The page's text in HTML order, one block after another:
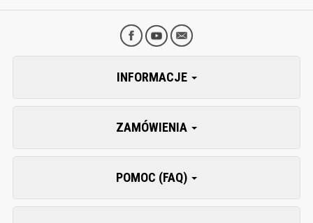
INFORMACJE
ZAMÓWIENIA
POMOC (FAQ)